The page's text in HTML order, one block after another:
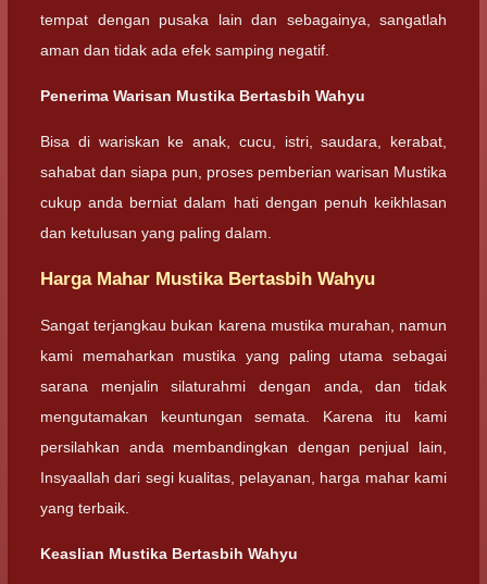
tempat dengan pusaka lain dan sebagainya, sangatlah
aman dan tidak ada efek samping negatif.
Penerima Warisan Mustika Bertasbih Wahyu
Bisa di wariskan ke anak, cucu, istri, saudara, kerabat,
sahabat dan siapa pun, proses pemberian warisan Mustika
cukup anda berniat dalam hati dengan penuh keikhlasan
dan ketulusan yang paling dalam.
Harga Mahar Mustika Bertasbih Wahyu
Sangat terjangkau bukan karena mustika murahan, namun
kami memaharkan mustika yang paling utama sebagai
sarana menjalin silaturahmi dengan anda, dan tidak
mengutamakan keuntungan semata. Karena itu kami
persilahkan anda membandingkan dengan penjual lain,
Insyaallah dari segi kualitas, pelayanan, harga mahar kami
yang terbaik.
Keaslian Mustika Bertasbih Wahyu